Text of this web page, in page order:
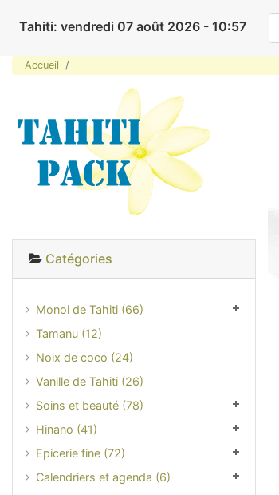
Tahiti: vendredi 07 août 2026 - 10:57
Accueil
Catégories
Monoi de Tahiti (66)
Tamanu (12)
Noix de coco (24)
Vanille de Tahiti (26)
Soins et beauté (78)
Hinano (41)
Epicerie fine (72)
Calendriers et agenda (6)